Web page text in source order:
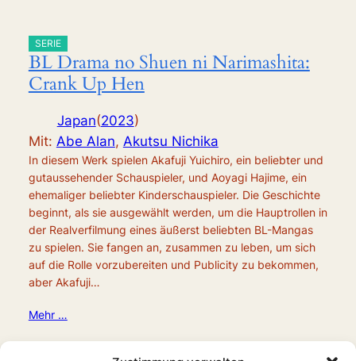
SERIE
BL Drama no Shuen ni Narimashita:
Crank Up Hen
Japan(2023)
Mit: Abe Alan, Akutsu Nichika
In diesem Werk spielen Akafuji Yuichiro, ein beliebter und
gutaussehender Schauspieler, und Aoyagi Hajime, ein
ehemaliger beliebter Kinderschauspieler. Die Geschichte
beginnt, als sie ausgewählt werden, um die Hauptrollen in
der Realverfilmung eines äußerst beliebten BL-Mangas
zu spielen. Sie fangen an, zusammen zu leben, um sich
auf die Rolle vorzubereiten und Publicity zu bekommen,
aber Akafuji…
Mehr …